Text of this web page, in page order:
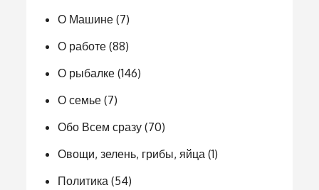
О Машине (7)
О работе (88)
О рыбалке (146)
О семье (7)
Обо Всем сразу (70)
Овощи, зелень, грибы, яйца (1)
Политика (54)